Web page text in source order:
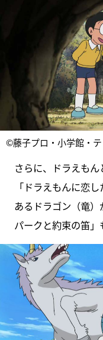
©藤子プロ・小学館・
さらに、ドラえも
「ドラえもんに恋
あるドラゴン（竜
パークと約束の笛」